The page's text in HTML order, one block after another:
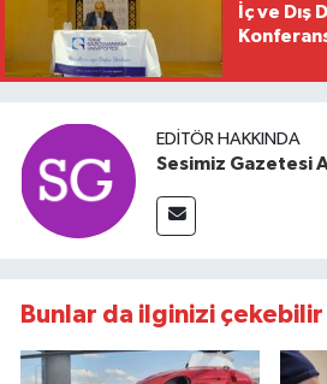
İç ve Dış
EDITÖR HAKKINDA
Sesimiz Gazetesi
Bunlar da ilginizi çekebilir